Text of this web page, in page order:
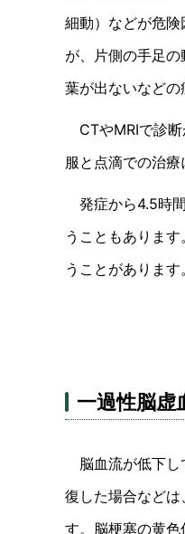
細動）などが危
が、片側の手足
葉が出ないなどの
CTやMRIで診断
服と点滴での治療
発症から4.5時
うこともありま
うことがあります。
一過性脳虚
脳血流が低下し
復した場合など
す。脳梗塞の黄色